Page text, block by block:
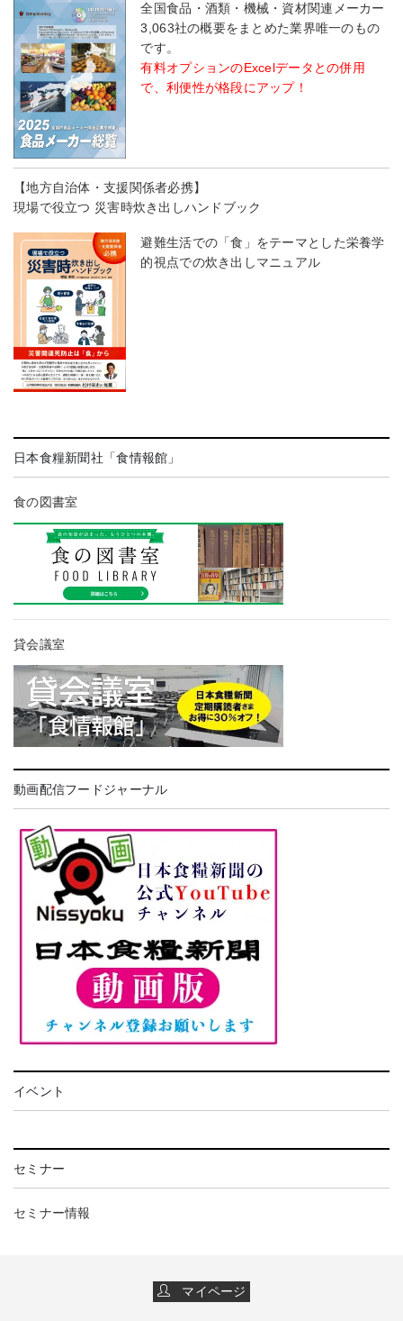
全国食品・酒類・機械・資材関連メーカー
3,063社の概要をまとめた業界唯一のもの
です。
有料オプションのExcelデータとの併用
で、利便性が格段にアップ！
【地方自治体・支援関係者必携】
現場で役立つ 災害時炊き出しハンドブック
避難生活での「食」をテーマとした栄養学
的視点での炊き出しマニュアル
日本食糧新聞社「食情報館」
食の図書室
貸会議室
動画配信フードジャーナル
イベント
セミナー
セミナー情報
マイページ